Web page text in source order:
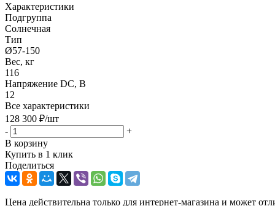
Характеристики
Подгруппа
Солнечная
Тип
Ø57-150
Вес, кг
116
Напряжение DC, В
12
Все характеристики
128 300 ₽/шт
-
+
В корзину
Купить в 1 клик
Поделиться
Цена действительна только для интернет-магазина и может